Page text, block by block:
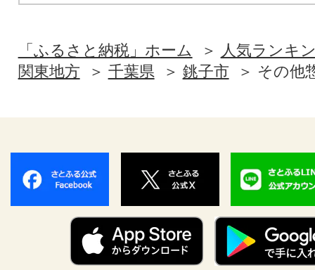
「ふるさと納税」ホーム
人気ランキ
関東地方
千葉県 銚子市 その他